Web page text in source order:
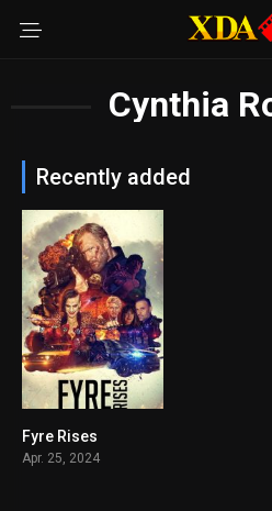
Cynthia
Recently added
Fyre Rises
Apr. 25, 2024